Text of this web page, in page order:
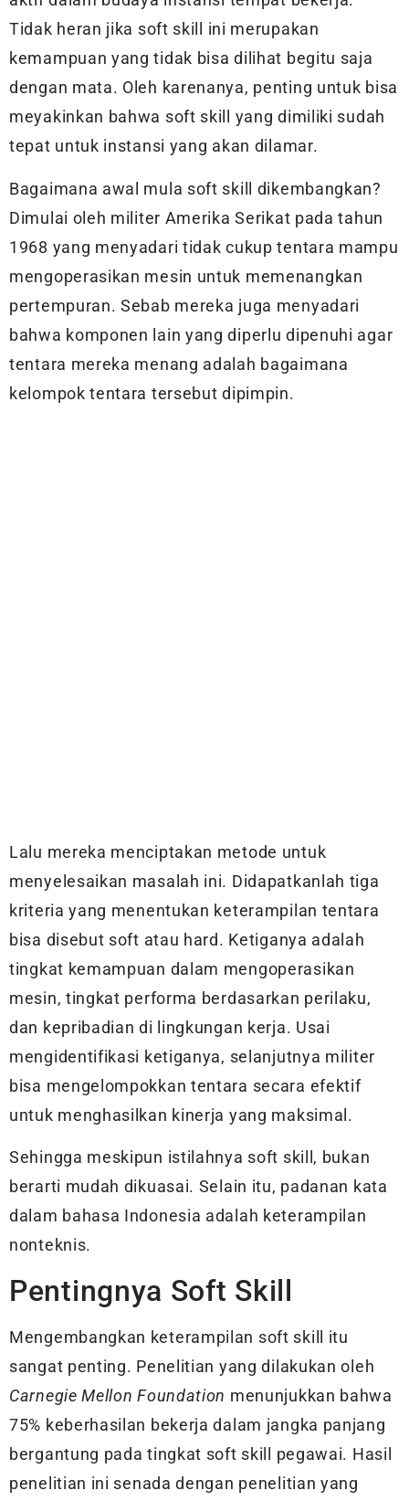
Tidak heran jika soft skill ini merupakan
kemampuan yang tidak bisa dilihat begitu saja
dengan mata. Oleh karenanya, penting untuk bisa
meyakinkan bahwa soft skill yang dimiliki sudah
tepat untuk instansi yang akan dilamar.
Bagaimana awal mula soft skill dikembangkan?
Dimulai oleh militer Amerika Serikat pada tahun
1968 yang menyadari tidak cukup tentara mampu
mengoperasikan mesin untuk memenangkan
pertempuran. Sebab mereka juga menyadari
bahwa komponen lain yang diperlu dipenuhi agar
tentara mereka menang adalah bagaimana
kelompok tentara tersebut dipimpin.
Lalu mereka menciptakan metode untuk
menyelesaikan masalah ini. Didapatkanlah tiga
kriteria yang menentukan keterampilan tentara
bisa disebut soft atau hard. Ketiganya adalah
tingkat kemampuan dalam mengoperasikan
mesin, tingkat performa berdasarkan perilaku,
dan kepribadian di lingkungan kerja. Usai
mengidentifikasi ketiganya, selanjutnya militer
bisa mengelompokkan tentara secara efektif
untuk menghasilkan kinerja yang maksimal.
Sehingga meskipun istilahnya soft skill, bukan
berarti mudah dikuasai. Selain itu, padanan kata
dalam bahasa Indonesia adalah keterampilan
nonteknis.
Pentingnya Soft Skill
Mengembangkan keterampilan soft skill itu
sangat penting. Penelitian yang dilakukan oleh
Carnegie Mellon Foundation menunjukkan bahwa
75% keberhasilan bekerja dalam jangka panjang
bergantung pada tingkat soft skill pegawai. Hasil
penelitian ini senada dengan penelitian yang